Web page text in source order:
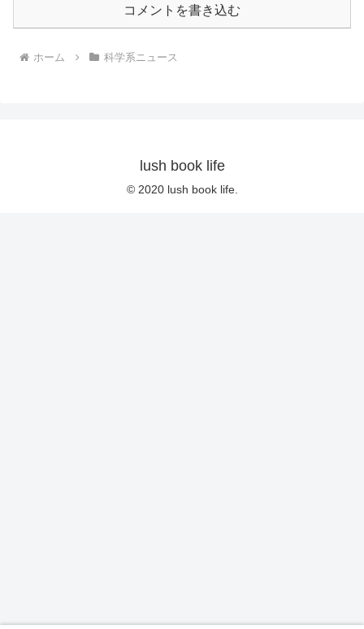
コメントを書き込む
ホーム 科学系ニュース
lush book life
© 2020 lush book life.